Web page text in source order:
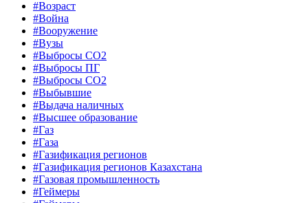
#Возраст
#Война
#Вооружение
#Вузы
#Выбросы CO2
#Выбросы ПГ
#Выбросы СО2
#Выбывшие
#Выдача наличных
#Высшее образование
#Газ
#Газа
#Газификация регионов
#Газификация регионов Казахстана
#Газовая промышленность
#Геймеры